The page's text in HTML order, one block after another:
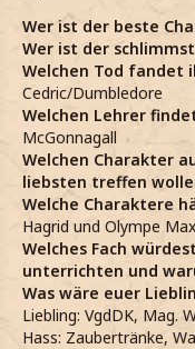
Wer ist der beste
Wer ist der
Welchen Tod fandet
Cedric/Dumbledore
Welchen Lehrer
McGonnagall
Welchen Charakter
liebsten treffen
Welche Charaktere
Hagrid und Olympe
Welches Fach
unterrichten und
Was wäre euer
Liebling: VgdDK, Mag.
Hass: Zaubertränke,